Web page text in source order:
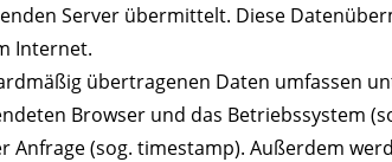
Server übermittelt. Diese
Internet.
übertragenen Daten umfassen
Browser und das Betriebssystem
Anfrage (sog. timestamp). Außerdem